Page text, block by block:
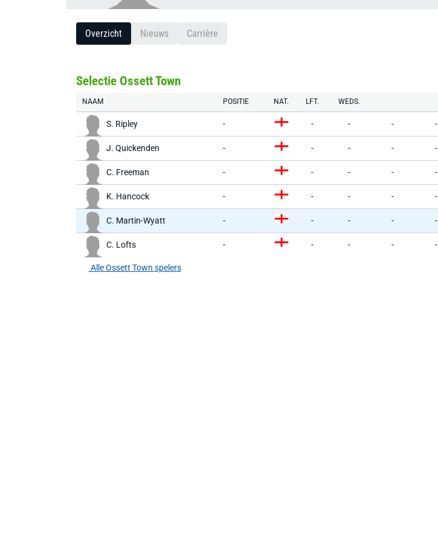
Overzicht Nieuws Carrière
Selectie Ossett Town
NAAM POSITIE NAT. LFT. WEDS.
S. Ripley - - - - -
J. Quickenden - - - - -
C. Freeman - - - - -
K. Hancock - - - - -
C. Martin-Wyatt - - - - -
C. Lofts - - - - -
Alle Ossett Town spelers